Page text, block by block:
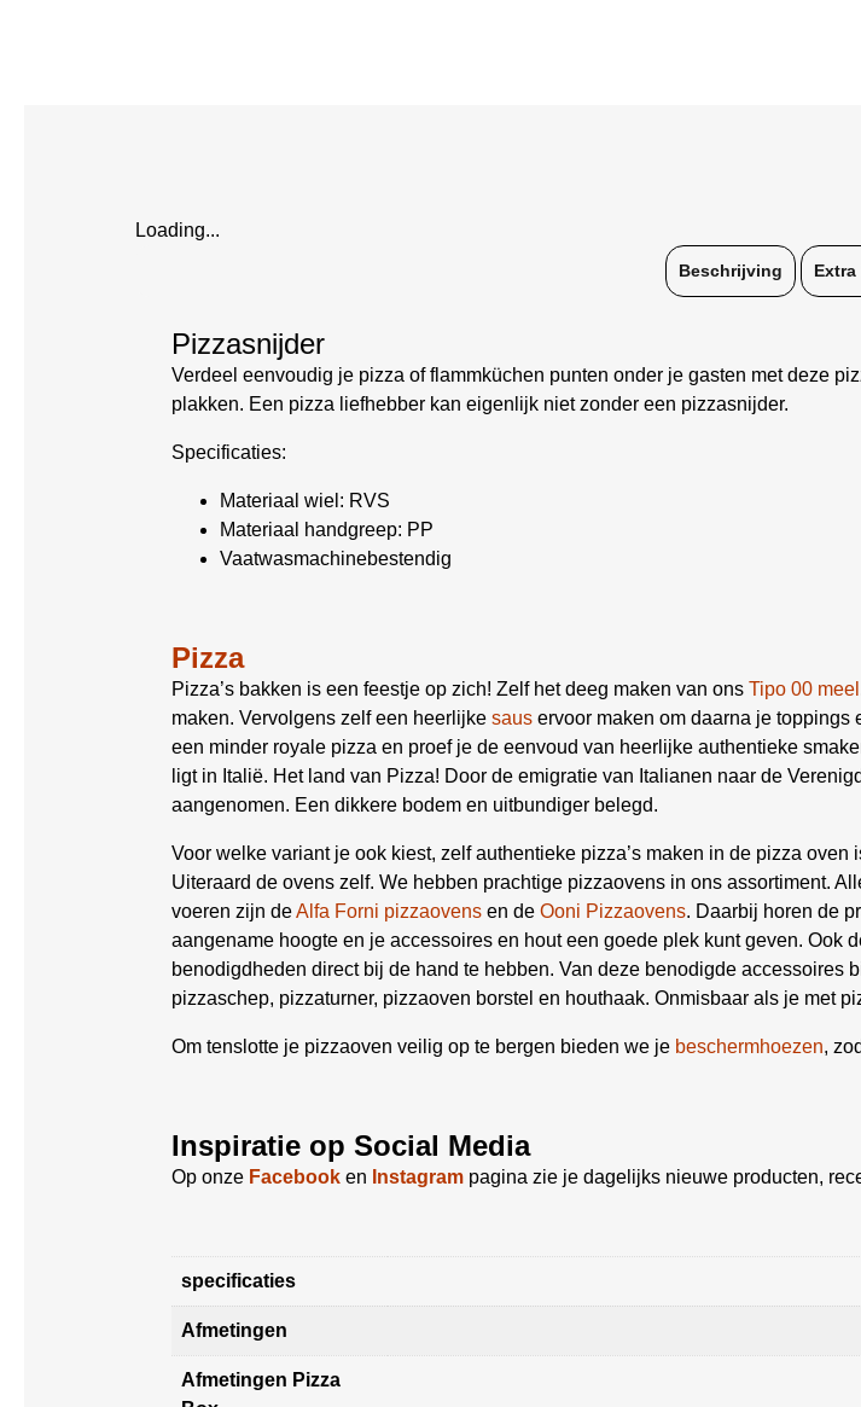
Loading...
Beschrijving
Pizzasnijder
Verdeel eenvoudig je pizza of flammküchen punten onder je gasten met deze
plakken. Een pizza liefhebber kan eigenlijk niet zonder een pizzasnijder.
Specificaties:
Materiaal wiel: RVS
Materiaal handgreep: PP
Vaatwasmachinebestendig
Pizza
Pizza’s bakken is een feestje op zich! Zelf het deeg maken van ons Tipo 00 meel
maken. Vervolgens zelf een heerlijke saus ervoor maken om daarna je toppings
een minder royale pizza en proef je de eenvoud van heerlijke authentieke
ligt in Italië. Het land van Pizza! Door de emigratie van Italianen naar de
aangenomen. Een dikkere bodem en uitbundiger belegd.
Voor welke variant je ook kiest, zelf authentieke pizza’s maken in de pizza
Uiteraard de ovens zelf. We hebben prachtige pizzaovens in ons assortiment.
voeren zijn deAlfa Forni pizzaovens en de Ooni Pizzaovens. Daarbij horen de
aangename hoogte en je accessoires en hout een goede plek kunt geven. Ook
benodigdheden direct bij de hand te hebben. Van deze benodigde accessoires
pizzaschep, pizzaturner, pizzaoven borstel en houthaak. Onmisbaar als je met
Om tenslotte je pizzaoven veilig op te bergen bieden we je beschermhoezen,
Inspiratie op Social Media
Op onze Facebook en Instagram pagina zie je dagelijks nieuwe producten,
specificaties
Afmetingen
Afmetingen Pizza